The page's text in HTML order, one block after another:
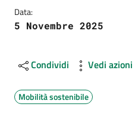
Data:
5 Novembre 2025
Condividi Vedi azioni
Mobilità sostenibile